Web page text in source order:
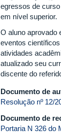
egressos de
em nível superior.
O aluno aprovado
eventos
atividades
atualizado seu
discente do
Documento de
Resolução nº 12/
Documento de
Portaria N 326 do